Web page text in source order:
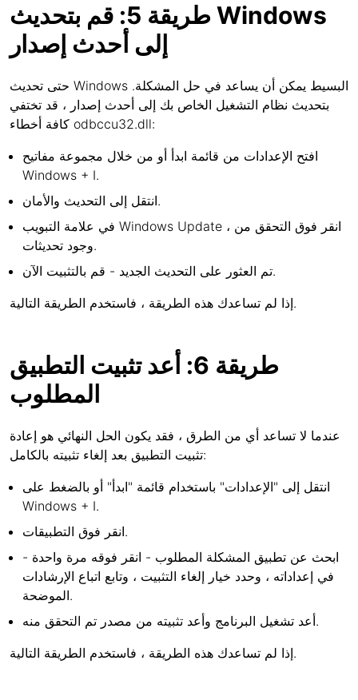
طريقة 5: قم بتحديث Windows
إلى أحدث إصدار
حتى تحديث Windows البسيط يمكن أن يساعد في حل المشكلة.
بتحديث نظام التشغيل الخاص بك إلى أحدث إصدار ، قد تختفي
كافة أخطاء odbccu32.dll:
افتح الإعدادات من قائمة ابدأ أو من خلال مجموعة مفاتيح
Windows + I.
انتقل إلى التحديث والأمان.
في علامة التبويب Windows Update ، انقر فوق التحقق من
وجود تحديثات.
تم العثور على التحديث الجديد - قم بالتثبيت الآن.
إذا لم تساعدك هذه الطريقة ، فاستخدم الطريقة التالية.
طريقة 6: أعد تثبيت التطبيق
المطلوب
عندما لا تساعد أي من الطرق ، فقد يكون الحل النهائي هو إعادة
تثبيت التطبيق بعد إلغاء تثبيته بالكامل:
انتقل إلى "الإعدادات" باستخدام قائمة "ابدأ" أو بالضغط على
Windows + I.
انقر فوق التطبيقات.
ابحث عن تطبيق المشكلة المطلوب - انقر فوقه مرة واحدة -
في إعداداته ، وحدد خيار إلغاء التثبيت ، وتابع اتباع الإرشادات
الموضحة.
أعد تشغيل البرنامج وأعد تثبيته من مصدر تم التحقق منه.
إذا لم تساعدك هذه الطريقة ، فاستخدم الطريقة التالية.